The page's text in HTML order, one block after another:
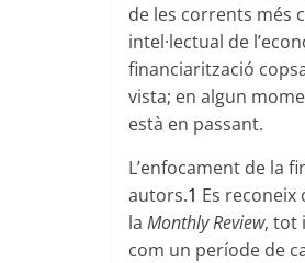
de les corrents més
intel·lectual de
financiarització
vista; en algun
està en passant.
L’enfocament de la
autors.1 Es
la Monthly Review, tot
com un període de